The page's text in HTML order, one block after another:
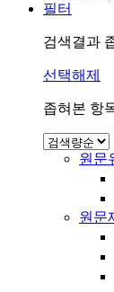
필터
검색결과
선택해제
좁혀본 항
원문
원문